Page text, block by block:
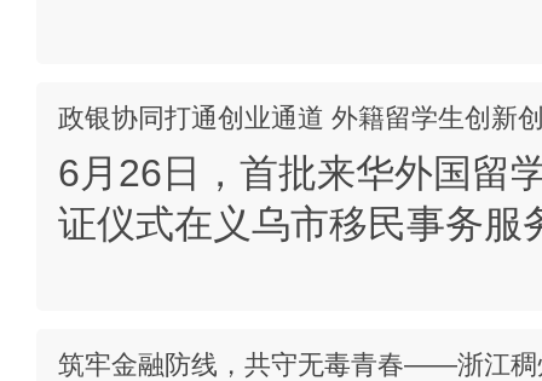
政银协同打通创业通道 外籍留学生创新
6月26日，首批来华外国留
证仪式在义乌市移民事务服
筑牢金融防线，共守无毒青春——浙江稠